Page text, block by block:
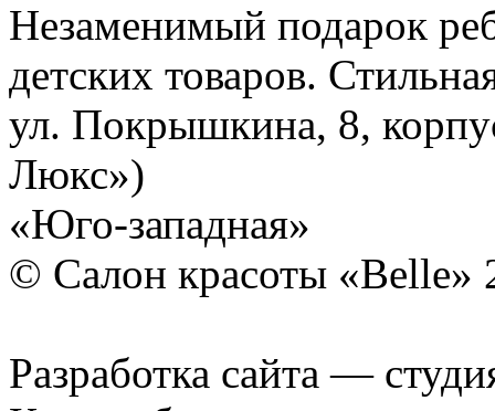
Незаменимый подарок
детских товаров.
ул. Покрышкина, 8,
Люкс»)
«Юго-западная»
© Салон красоты «Belle»
Разработка сайта —